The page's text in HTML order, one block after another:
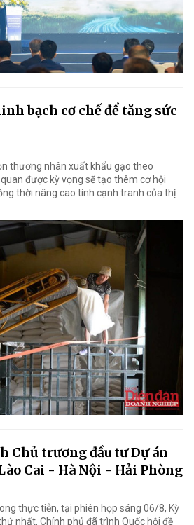
bạch cơ chế để tăng sức
thương nhân xuất khẩu gạo theo
được kỳ vọng sẽ tạo thêm cơ hội
thời nâng cao tính cạnh tranh của thị
Chủ trương đầu tư Dự án
Cai - Hà Nội - Hải Phòng
thực tiễn, tại phiên họp sáng 06/8, Kỳ
nhất, Chính phủ đã trình Quốc hội đề